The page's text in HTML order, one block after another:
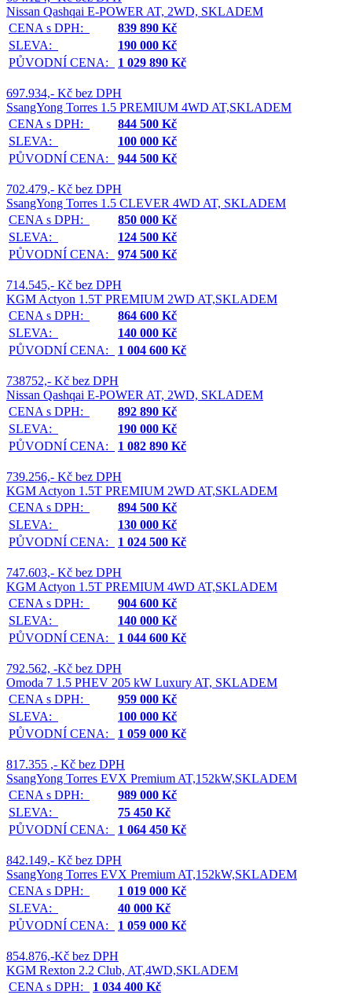
Nissan Qashqai E-POWER AT, 2WD, SKLADEM
CENA s DPH:
839 890 Kč
SLEVA:
190 000 Kč
PŮVODNÍ CENA:
1 029 890 Kč
697.934,- Kč bez DPH
SsangYong Torres 1.5 PREMIUM 4WD AT,SKLADEM
CENA s DPH:
844 500 Kč
SLEVA:
100 000 Kč
PŮVODNÍ CENA:
944 500 Kč
702.479,- Kč bez DPH
SsangYong Torres 1.5 CLEVER 4WD AT, SKLADEM
CENA s DPH:
850 000 Kč
SLEVA:
124 500 Kč
PŮVODNÍ CENA:
974 500 Kč
714.545,- Kč bez DPH
KGM Actyon 1.5T PREMIUM 2WD AT,SKLADEM
CENA s DPH:
864 600 Kč
SLEVA:
140 000 Kč
PŮVODNÍ CENA:
1 004 600 Kč
738752,- Kč bez DPH
Nissan Qashqai E-POWER AT, 2WD, SKLADEM
CENA s DPH:
892 890 Kč
SLEVA:
190 000 Kč
PŮVODNÍ CENA:
1 082 890 Kč
739.256,- Kč bez DPH
KGM Actyon 1.5T PREMIUM 2WD AT,SKLADEM
CENA s DPH:
894 500 Kč
SLEVA:
130 000 Kč
PŮVODNÍ CENA:
1 024 500 Kč
747.603,- Kč bez DPH
KGM Actyon 1.5T PREMIUM 4WD AT,SKLADEM
CENA s DPH:
904 600 Kč
SLEVA:
140 000 Kč
PŮVODNÍ CENA:
1 044 600 Kč
792.562, -Kč bez DPH
Omoda 7 1.5 PHEV 205 kW Luxury AT, SKLADEM
CENA s DPH:
959 000 Kč
SLEVA:
100 000 Kč
PŮVODNÍ CENA:
1 059 000 Kč
817.355 ,- Kč bez DPH
SsangYong Torres EVX Premium AT,152kW,SKLADEM
CENA s DPH:
989 000 Kč
SLEVA:
75 450 Kč
PŮVODNÍ CENA:
1 064 450 Kč
842.149,- Kč bez DPH
SsangYong Torres EVX Premium AT,152kW,SKLADEM
CENA s DPH:
1 019 000 Kč
SLEVA:
40 000 Kč
PŮVODNÍ CENA:
1 059 000 Kč
854.876,-Kč bez DPH
KGM Rexton 2.2 Club, AT,4WD,SKLADEM
CENA s DPH:
1 034 400 Kč